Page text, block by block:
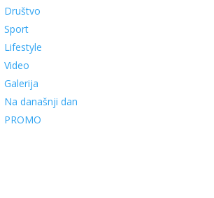
Društvo
Sport
Lifestyle
Video
Galerija
Na današnji dan
PROMO